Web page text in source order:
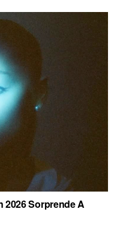
2026 Sorprende A